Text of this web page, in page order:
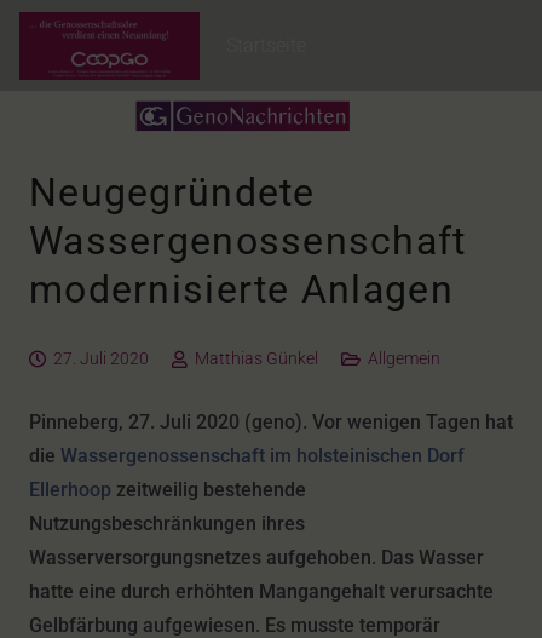
Neugegründete
Wassergenossenschaft
modernisierte Anlagen
27. Juli 2020 Matthias Günkel Allgemein
Pinneberg, 27. Juli 2020 (geno). Vor wenigen Tagen hat
die Wassergenossenschaft im holsteinischen Dorf
Ellerhoop zeitweilig bestehende
Nutzungsbeschränkungen ihres
Wasserversorgungsnetzes aufgehoben. Das Wasser
hatte eine durch erhöhten Mangangehalt verursachte
Gelbfärbung aufgewiesen. Es musste temporär